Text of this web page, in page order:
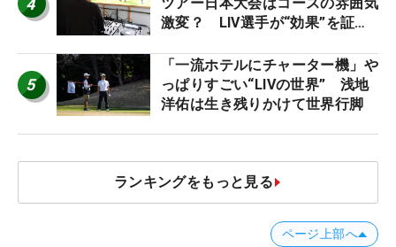
4
激変？ LIV選手が“効果”を証言
5
「一流ホテルにチャーター機」や
っぱりすごい“LIVの世界” 浅地
洋佑は生き残りかけて世界行脚
ランキングをもっと見る
ページ上部へ